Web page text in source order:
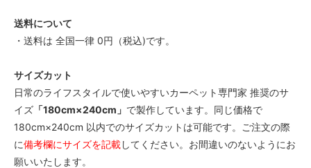
送料について
・送料は 全国一律 0円（税込)です。
サイズカット
日常のライフスタイルで使いやすいカーペット専門家 推奨のサ
イズ 「180cm×240cm」 で製作しています。同じ価格で
180cm×240cm 以内でのサイズカットは可能です。ご注文の際
に備考欄にサイズを記載してください。お間違いのないようにお
願いいたします。